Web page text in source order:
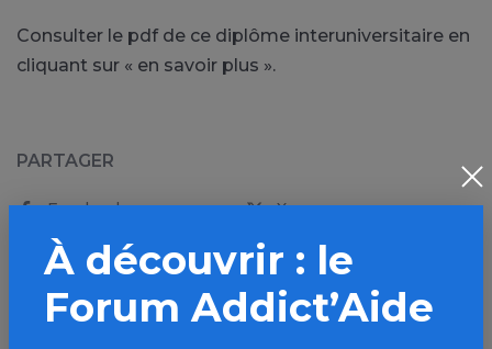
Consulter le pdf de ce diplôme interuniversitaire en
cliquant sur « en savoir plus ».
PARTAGER
Facebook X
LinkedIn Mail
SMS WhatsApp
À découvrir : le
Forum Addict’Aide